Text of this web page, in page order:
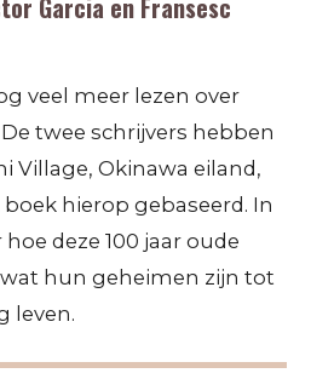
Garcia en Fransesc
veel meer lezen over
twee schrijvers hebben
Village, Okinawa eiland,
hierop gebaseerd. In
deze 100 jaar oude
hun geheimen zijn tot
leven.